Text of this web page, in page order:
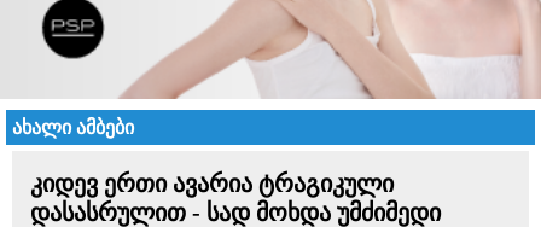
ახალი ამბები
კიდევ ერთი ავარია ტრაგიკული
დასასრულით - სად მოხდა უმძიმედი